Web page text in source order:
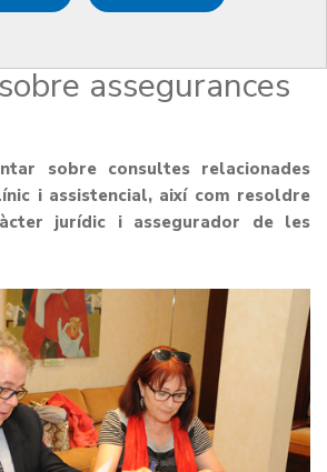
CUS signen un
els
assegurances
sobre consultes relacionades
i assistencial, així com resoldre
jurídic i assegurador de les